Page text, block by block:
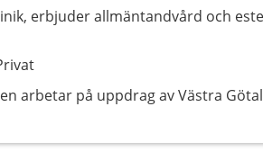
erbjuder allmäntandvård och
arbetar på uppdrag av Västra